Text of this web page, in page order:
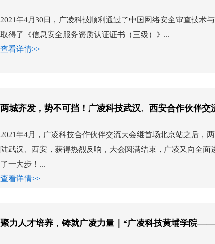
2021年4月30日，广凌科技顺利通过了中国网络安全审查技术与
取得了《信息安全服务资质认证证书（三级）》...
查看详情>>
两城齐发，势不可挡！广凌科技武汉、西安合作伙伴交
2021年4月，广凌科技合作伙伴交流大会继首场北京站之后，
陆武汉、西安，获得热烈反响，大会圆满结束，广凌又向全面
了一大步！...
查看详情>>
聚力人才培养，铸就广凌力量｜“广凌科技黄埔学院——